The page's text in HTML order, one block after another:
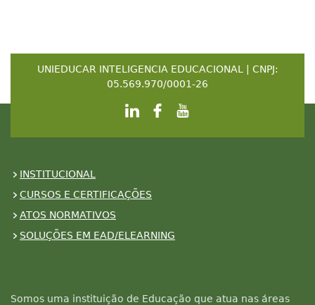
UNIEDUCAR INTELIGENCIA EDUCACIONAL | CNPJ:
05.569.970/0001-26
INSTITUCIONAL
CURSOS E CERTIFICAÇÕES
ATOS NORMATIVOS
SOLUÇÕES EM EAD/ELEARNING
Somos uma instituição de Educação que atua nas áreas